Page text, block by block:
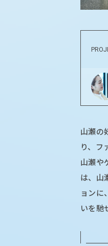
山瀬の
り、フ
山瀬や
は、山
ョンに
いを馳